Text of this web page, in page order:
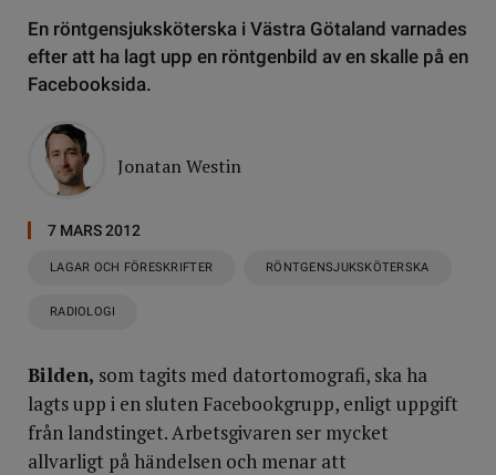
En röntgensjuksköterska i Västra Götaland varnades
efter att ha lagt upp en röntgenbild av en skalle på en
Facebooksida.
Jonatan Westin
7 MARS 2012
LAGAR OCH FÖRESKRIFTER RÖNTGENSJUKSKÖTERSKA
RADIOLOGI
Bilden, som tagits med datortomografi, ska ha
lagts upp i en sluten Facebookgrupp, enligt uppgift
från landstinget. Arbetsgivaren ser mycket
allvarligt på händelsen och menar att